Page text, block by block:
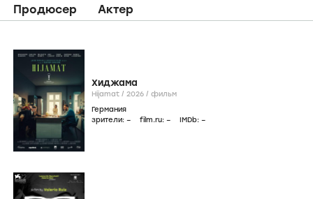
Продюсер Актер
Хиджама
Hijamat / 2026 / фильм
Германия
зрители: – film.ru: – IMDb: –